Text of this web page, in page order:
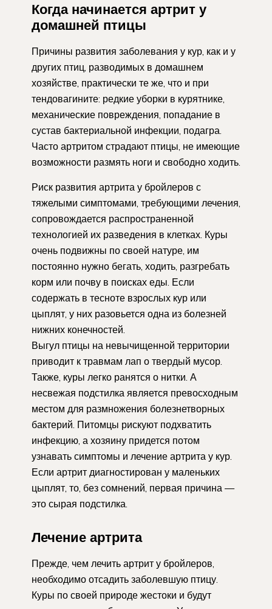
Когда начинается артрит у
домашней птицы
Причины развития заболевания у кур, как и у
других птиц, разводимых в домашнем
хозяйстве, практически те же, что и при
тендовагините: редкие уборки в курятнике,
механические повреждения, попадание в
сустав бактериальной инфекции, подагра.
Часто артритом страдают птицы, не имеющие
возможности размять ноги и свободно ходить.
Риск развития артрита у бройлеров с
тяжелыми симптомами, требующими лечения,
сопровождается распространенной
технологией их разведения в клетках. Куры
очень подвижны по своей натуре, им
постоянно нужно бегать, ходить, разгребать
корм или почву в поисках еды. Если
содержать в тесноте взрослых кур или
цыплят, у них разовьется одна из болезней
нижних конечностей.
Выгул птицы на невычищенной территории
приводит к травмам лап о твердый мусор.
Также, куры легко ранятся о нитки. А
несвежая подстилка является превосходным
местом для размножения болезнетворных
бактерий. Питомцы рискуют подхватить
инфекцию, а хозяину придется потом
узнавать симптомы и лечение артрита у кур.
Если артрит диагностирован у маленьких
цыплят, то, без сомнений, первая причина —
это сырая подстилка.
Лечение артрита
Прежде, чем лечить артрит у бройлеров,
необходимо отсадить заболевшую птицу.
Куры по своей природе жестоки и будут